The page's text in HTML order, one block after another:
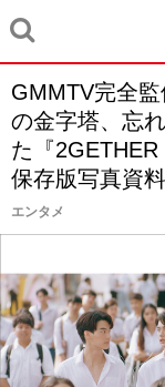
GMMTV完全
の金字塔、忘
た『
保存版写真資
エンタメ